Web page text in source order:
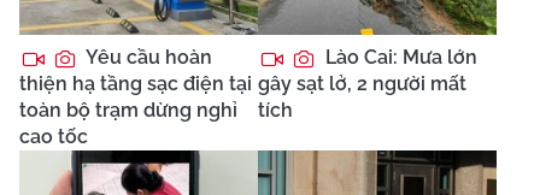
Yêu cầu hoàn
thiện hạ tầng sạc điện tại
toàn bộ trạm dừng nghỉ
cao tốc
Lào Cai: Mưa lớn
gây sạt lở, 2 người mất
tích